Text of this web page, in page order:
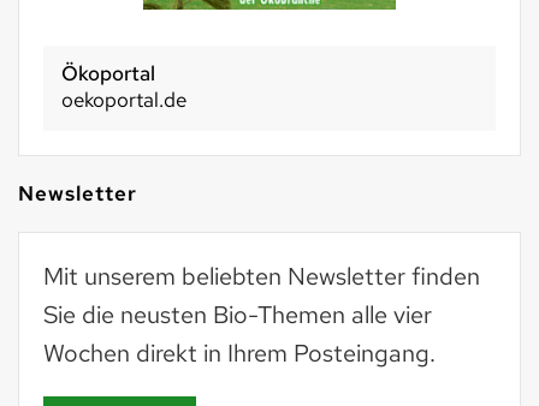
Ökoportal
oekoportal.de
Newsletter
Mit unserem beliebten Newsletter finden
Sie die neusten Bio-Themen alle vier
Wochen direkt in Ihrem Posteingang.